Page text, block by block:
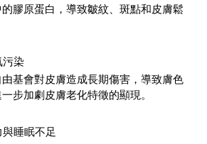
膠原蛋白，導致皺紋、斑點和皮膚鬆
污染
基會對皮膚造成長期傷害，導致膚色
一步加劇皮膚老化特徵的顯現 。
與睡眠不足